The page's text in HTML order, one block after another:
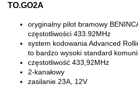
TO.GO2A
oryginalny pilot bramowy
częstotliwości 433.92MHz
system kodowania Advanced
to bardzo wysoki standard
częstotliwość 433,92MHz
2-kanałowy
zasilanie 23A, 12V